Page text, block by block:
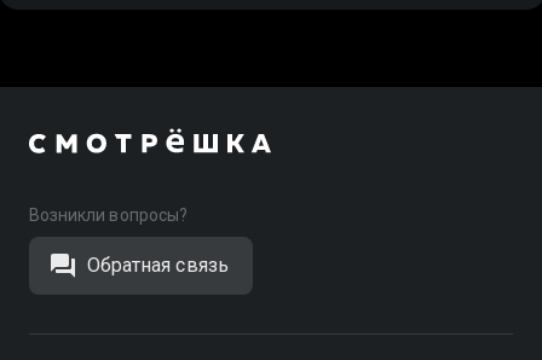
Возникли вопросы?
Обратная связь